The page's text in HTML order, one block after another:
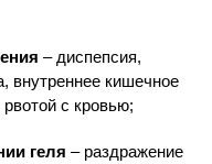
– диспепсия,
внутреннее кишечное
рвотой с кровью;
геля – раздражение